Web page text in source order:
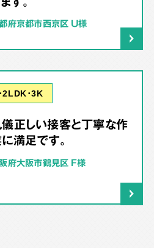
府京都市西京区 U様
2LDK･3K
正しい接客と丁寧な作
満足です。
府大阪市鶴見区 F様